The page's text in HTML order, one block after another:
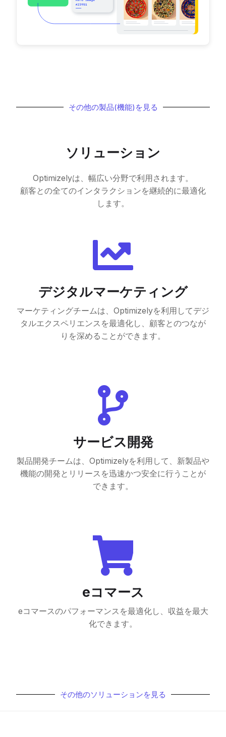
その他の製品(機能)を見る
ソリューション
Optimizelyは、幅広い分野で利用されます。
顧客との全てのインタラクションを継続的に最適化
します。
デジタルマーケティング
マーケティングチームは、Optimizelyを利用してデジ
タルエクスペリエンスを最適化し、顧客とのつなが
りを深めることができます。
サービス開発
製品開発チームは、Optimizelyを利用して、新製品や
機能の開発とリリースを迅速かつ安全に行うことが
できます。
eコマース
eコマースのパフォーマンスを最適化し、収益を最大
化できます。
その他のソリューションを見る